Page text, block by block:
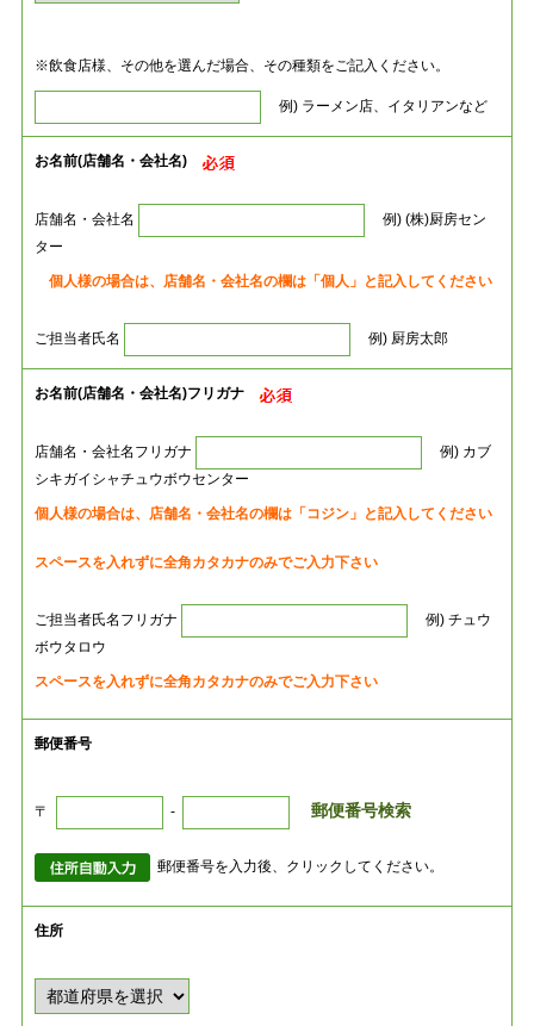
※飲食店様、その他を選んだ場合、その種類をご記入ください。
例) ラーメン店、イタリアンなど
お名前(店舗名・会社名)
店舗名・会社名
例) (株)厨房セン
ター
個人様の場合は、店舗名・会社名の欄は「個人」と記入してください
ご担当者氏名 例) 厨房太郎
お名前(店舗名・会社名)フリガナ
店舗名・会社名フリガナ
例) カブ
シキガイシャチュウボウセンター
個人様の場合は、店舗名・会社名の欄は「コジン」と記入してください
スペースを入れずに全角カタカナのみでご入力下さい
ご担当者氏名フリガナ
例) チュウ
ボウタロウ
スペースを入れずに全角カタカナのみでご入力下さい
郵便番号
〒 - 郵便番号検索
郵便番号を入力後、クリックしてください。
住所